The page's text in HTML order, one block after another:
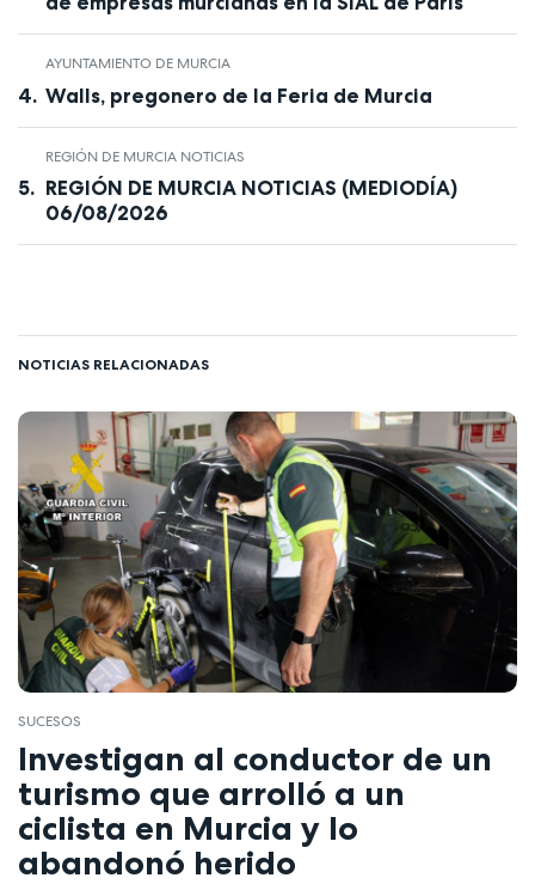
AYUNTAMIENTO DE MURCIA
Walls, pregonero de la Feria de Murcia
REGIÓN DE MURCIA NOTICIAS
REGIÓN DE MURCIA NOTICIAS (MEDIODÍA)
06/08/2026
NOTICIAS RELACIONADAS
SUCESOS
Investigan al conductor de un
turismo que arrolló a un
ciclista en Murcia y lo
abandonó herido